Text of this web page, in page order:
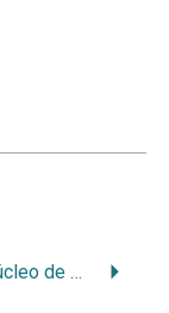
Núcleo de Cidadania e Ensino Digital (NCED)